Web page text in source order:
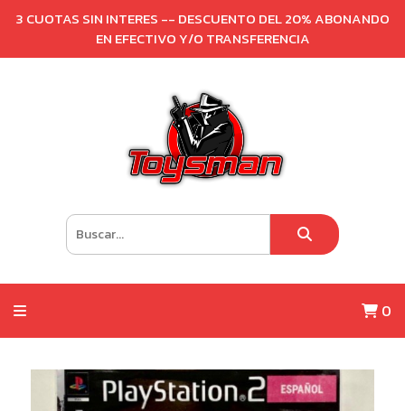
3 CUOTAS SIN INTERES -- DESCUENTO DEL 20% ABONANDO
EN EFECTIVO Y/O TRANSFERENCIA
0